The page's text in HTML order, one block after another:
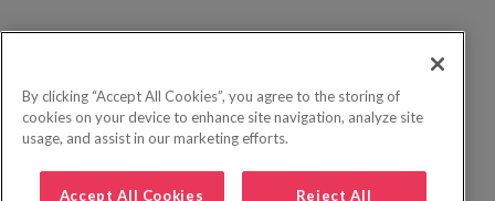
By clicking “Accept All Cookies”, you agree to the storing of
cookies on your device to enhance site navigation, analyze site
usage, and assist in our marketing efforts.
Accept All Cookies Reject All